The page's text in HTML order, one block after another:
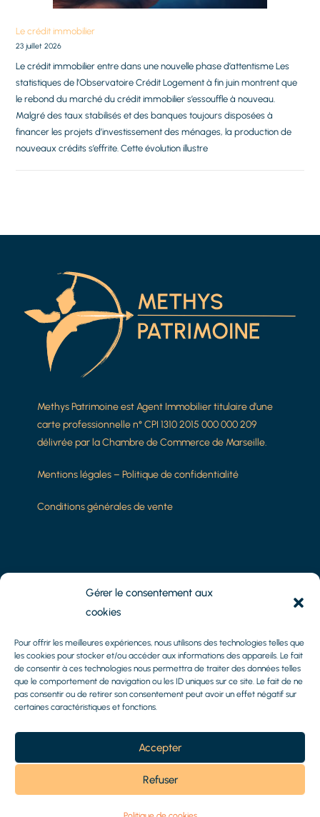
Gérer le consentement aux
cookies
Pour offrir les meilleures expériences, nous utilisons des technologies telles que
les cookies pour stocker et/ou accéder aux informations des appareils. Le fait
de consentir à ces technologies nous permettra de traiter des données telles
que le comportement de navigation ou les ID uniques sur ce site. Le fait de ne
pas consentir ou de retirer son consentement peut avoir un effet négatif sur
certaines caractéristiques et fonctions.
Accepter
Refuser
Le crédit immobilier
23 juillet 2026
Le crédit immobilier entre dans une nouvelle phase d’attentisme Les
statistiques de l’Observatoire Crédit Logement à fin juin montrent que
le rebond du marché du crédit immobilier s’essouffle à nouveau.
Malgré des taux stabilisés et des banques toujours disposées à
financer les projets d’investissement des ménages, la production de
nouveaux crédits s’effrite. Cette évolution illustre
Methys Patrimoine est Agent Immobilier titulaire d’une
carte professionnelle n° CPI 1310 2015 000 000 209
délivrée par la Chambre de Commerce de Marseille.
Mentions légales–Politique de confidentialité
Conditions générales de vente
Tél :06.61.15.51.14
Mail :axel@methys-patrimoine.fr
© 2026 FF-Graphisme